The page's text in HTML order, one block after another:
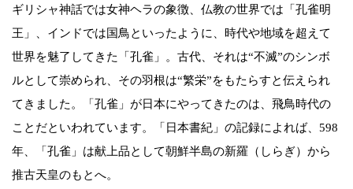
ギリシャ神話では女神ヘラの象徴、仏教の世界では「孔雀明
王」、インドでは国鳥といったように、時代や地域を超えて
世界を魅了してきた「孔雀」。古代、それは“不滅”のシンボ
ルとして崇められ、その羽根は“繁栄”をもたらすと伝えられ
てきました。「孔雀」が日本にやってきたのは、飛鳥時代の
ことだといわれています。「日本書紀」の記録によれば、598
年、「孔雀」は献上品として朝鮮半島の新羅（しらぎ）から
推古天皇のもとへ。